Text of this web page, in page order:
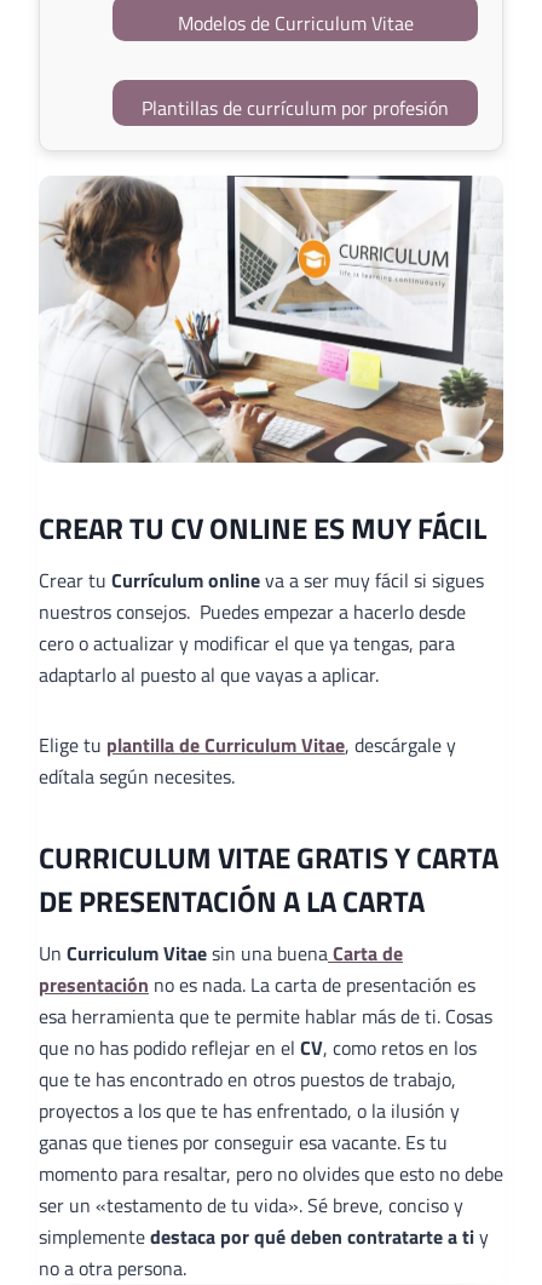
Modelos de Curriculum Vitae
Plantillas de currículum por profesión
CREAR TU CV ONLINE ES MUY FÁCIL
Crear tu Currículum onlineva a ser muy fácil si sigues
nuestros consejos. Puedes empezar a hacerlo desde
cero o actualizar y modificar el que ya tengas, para
adaptarlo al puesto al que vayas a aplicar.
Elige tu plantilla de Curriculum Vitae, descárgale y
edítala según necesites.
CURRICULUM VITAE GRATIS Y CARTA
DE PRESENTACIÓN A LA CARTA
Un Curriculum Vitaesin una buenaCarta de
presentación no es nada. La carta de presentación es
esa herramienta que te permite hablar más de ti. Cosas
que no has podido reflejar en el CV, como retos en los
que te has encontrado en otros puestos de trabajo,
proyectos a los que te has enfrentado, o la ilusión y
ganas que tienes por conseguir esa vacante. Es tu
momento para resaltar, pero no olvides que esto no debe
ser un «testamento de tu vida». Sé breve, conciso y
simplementedestaca por qué deben contratarte a tiy
no a otra persona.